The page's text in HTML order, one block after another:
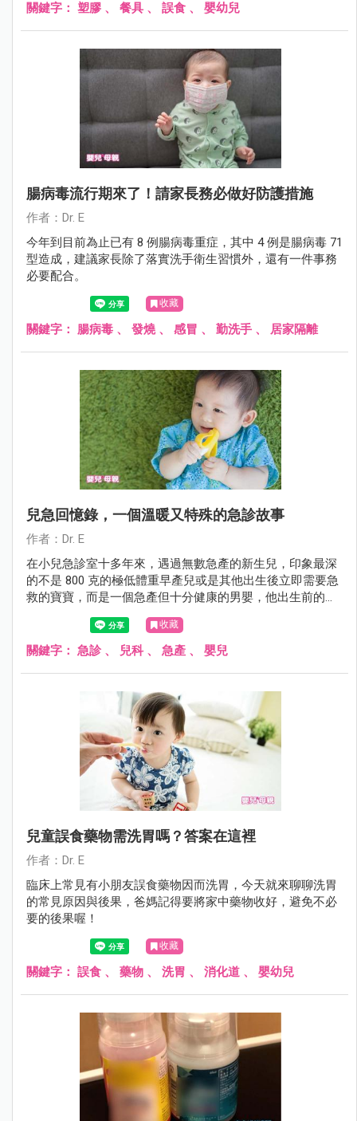
關鍵字： 塑膠 、 餐具 、 誤食 、 嬰幼兒
腸病毒流行期來了！請家長務必做好防護措施
作者：Dr. E
今年到目前為止已有 8 例腸病毒重症，其中 4 例是腸病毒 71
型造成，建議家長除了落實洗手衛生習慣外，還有一件事務
必要配合。
收藏
關鍵字： 腸病毒 、 發燒、 感冒 、 勤洗手 、 居家隔離
兒急回憶錄，一個溫暖又特殊的急診故事
作者：Dr. E
在小兒急診室十多年來，遇過無數急產的新生兒，印象最深
的不是 800 克的極低體重早產兒或是其他出生後立即需要急
救的寶寶，而是一個急產但十分健康的男嬰，他出生前的過
程十分特殊，特殊到至今無法忘卻。
收藏
關鍵字： 急診 、 兒科、 急產 、 嬰兒
兒童誤食藥物需洗胃嗎？答案在這裡
作者：Dr. E
臨床上常見有小朋友誤食藥物因而洗胃，今天就來聊聊洗胃
的常見原因與後果，爸媽記得要將家中藥物收好，避免不必
要的後果喔！
收藏
關鍵字： 誤食 、 藥物 、 洗胃 、 消化道 、 嬰幼兒